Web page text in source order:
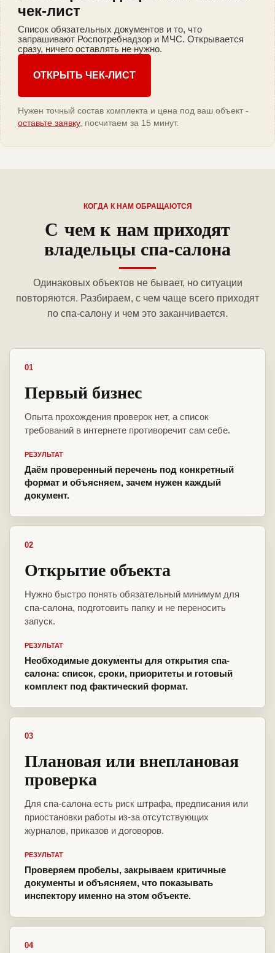
чек-лист
Список обязательных документов и то, что
запрашивают Роспотребнадзор и МЧС. Открывается
сразу, ничего оставлять не нужно.
ОТКРЫТЬ ЧЕК-ЛИСТ
Нужен точный состав комплекта и цена под ваш объект -
оставьте заявку, посчитаем за 15 минут.
КОГДА К НАМ ОБРАЩАЮТСЯ
С чем к нам приходят
владельцы спа-салона
Одинаковых объектов не бывает, но ситуации
повторяются. Разбираем, с чем чаще всего приходят
по спа-салону и чем это заканчивается.
01
Первый бизнес
Опыта прохождения проверок нет, а список
требований в интернете противоречит сам себе.
РЕЗУЛЬТАТ
Даём проверенный перечень под конкретный
формат и объясняем, зачем нужен каждый
документ.
02
Открытие объекта
Нужно быстро понять обязательный минимум для
спа-салона, подготовить папку и не переносить
запуск.
РЕЗУЛЬТАТ
Необходимые документы для открытия спа-
салона: список, сроки, приоритеты и готовый
комплект под фактический формат.
03
Плановая или внеплановая
проверка
Для спа-салона есть риск штрафа, предписания или
приостановки работы из-за отсутствующих
журналов, приказов и договоров.
РЕЗУЛЬТАТ
Проверяем пробелы, закрываем критичные
документы и объясняем, что показывать
инспектору именно на этом объекте.
04